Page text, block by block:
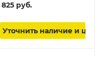
825руб.
Уточнить наличие и цену